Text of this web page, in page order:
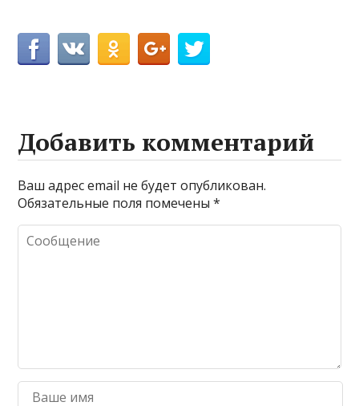
Добавить комментарий
Ваш адрес email не будет опубликован.
Обязательные поля помечены*